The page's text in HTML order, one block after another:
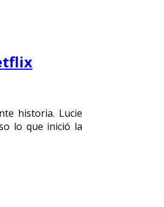
historia. Lucie
lo que inició la